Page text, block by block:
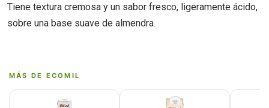
Tiene textura cremosa y un sabor fresco, ligeramente ácido,
sobre una base suave de almendra.
MÁS DE ECOMIL